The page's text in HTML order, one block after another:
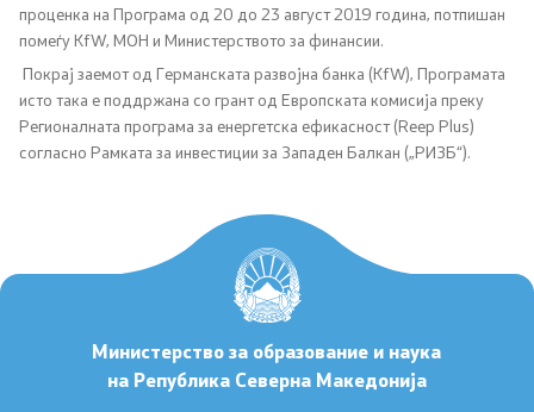
Стипендии - МОН
Проекти
PEIP
Енергетска ефикасност во студентските
Твининг проект: Понатамошна поддршка за
имплементирање на НРК
Интегрирано образование
проценка на Програма од 20 до 23 август 2019 година, потпишан
помеѓуKfW, МОН и Министерството за финансии.
Покрај заемот од Германската развојна банка (KfW), Програмата
исто така е поддржана со грант од Европската комисија преку
Регионалната програма за енергетска ефикасност (Reep Plus)
согласно Рамката за инвестиции за Западен Балкан („РИЗБ“).
Министерство за образование и наука
на Република Северна Македонија